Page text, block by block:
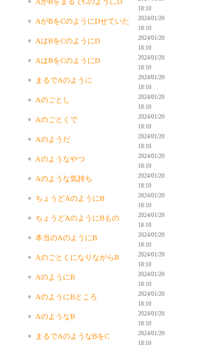
18:10
AがBをCのようにDせていた
2024/01/20
18:10
AはBをCのようにD
2024/01/20
18:10
AはBをCのようにD
2024/01/20
18:10
まるでAのように
2024/01/20
18:10
Aのごとし
2024/01/20
18:10
Aのごとくで
2024/01/20
18:10
Aのようだ
2024/01/20
18:10
Aのようなやつ
2024/01/20
18:10
Aのような気持ち
2024/01/20
18:10
ちょうどAのようにB
2024/01/20
18:10
ちょうどAのようにBもの
2024/01/20
18:10
本当のAのようにB
2024/01/20
18:10
AのごとくになりながらB
2024/01/20
18:10
AのようにB
2024/01/20
18:10
AのようにBところ
2024/01/20
18:10
AのようなB
2024/01/20
18:10
まるでAのようなBをC
2024/01/20
18:10